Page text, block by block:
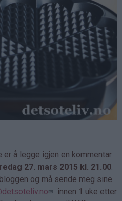
er å legge igjen en kommentar
27. mars 2015 kl. 21.00.
og må sende meg sine
innen 1 uke etter